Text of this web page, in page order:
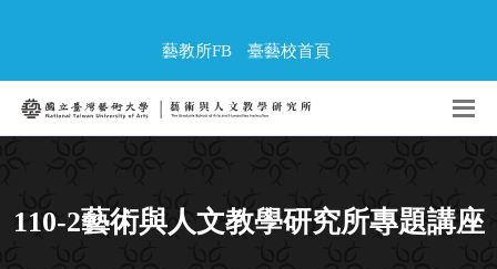
藝教所FB 臺藝校首頁
110-2藝術與人文教學研究所專題講座